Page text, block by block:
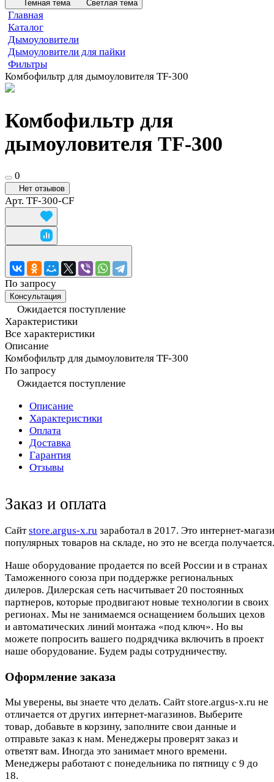
Темная тема Светлая тема
Главная
Каталог
Дымоуловители
Дымоуловители для пайки
Фильтры
Комбофильтр для дымоуловителя TF-300
Комбофильтр для
дымоуловителя TF-300
0
Нет отзывов
Арт. TF-300-CF
По запросу
Консультация
Ожидается поступление
Характеристики
Все характеристики
Описание
Комбофильтр для дымоуловителя TF-300
По запросу
Ожидается поступление
Описание
Характеристики
Оплата
Доставка
Гарантия
Отзывы
Заказ и оплата
Cайтstore.argus-x.ru заработал в 2017. Это интернет-
популярных товаров на складе, но это не всегда
Наше оборудование продается по всей России и в странах
Таможенного союза при поддержке региональных
дилеров. Дилерская сеть насчитывает 20 постоянных
партнеров, которые продвигают новые технологии в своих
регионах. Мы не занимаемся оснащением больших цехов
и автоматических линий монтажа «под ключ». Но вы
можете попросить вашего подрядчика включить в проект
наше оборудование. Будем рады сотрудничеству.
Оформление заказа
Мы уверены, вы знаете что делать. Сайт store.argus-x.ru не
отличается от других интернет-магазинов. Выберите
товар, добавьте в корзину, заполните свои данные и
отправьте заказ к нам. Менеджеры проверят заказ и
ответят вам. Иногда это занимает много времени.
Менеджеры работают с понедельника по пятницу с 9 до
18.